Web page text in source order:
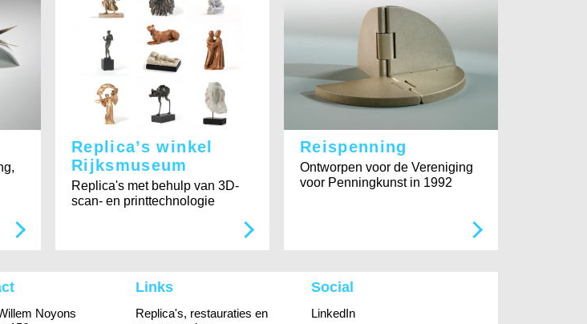
Replica’s winkel
Rijksmuseum
Replica's met behulp van 3D-
scan- en printtechnologie
Reispenning
Ontworpen voor de Vereniging
voor Penningkunst in 1992
Noyons
Links
Replica's, restauraties en
Social
LinkedIn